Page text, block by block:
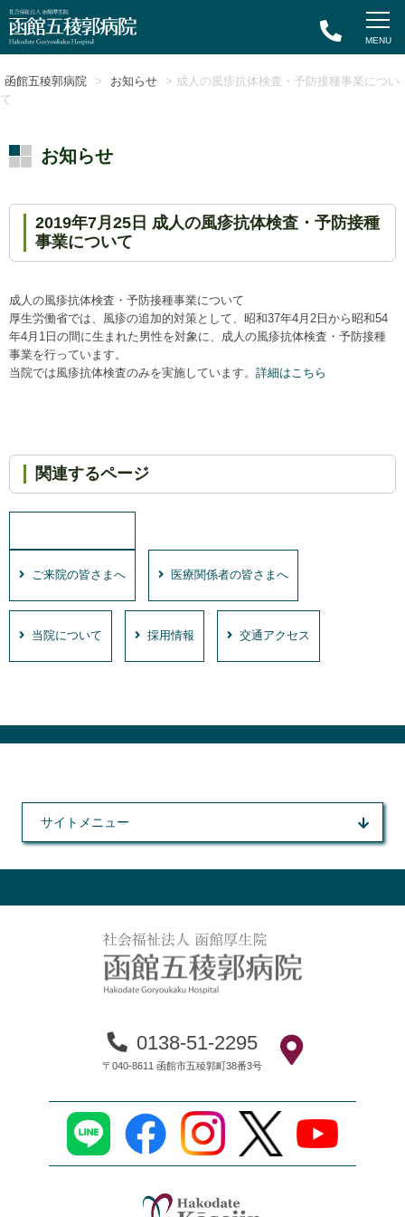
函館五稜郭病院 > お知らせ
> 成人の風疹抗体検査・予防接種事業につい
て
お知らせ
2019年7月25日 成人の風疹抗体検査・予防接種
事業について
成人の風疹抗体検査・予防接種事業について
厚生労働省では、風疹の追加的対策として、昭和37年4月2日から昭和54
年4月1日の間に生まれた男性を対象に、成人の風疹抗体検査・予防接種
事業を行っています。
当院では風疹抗体検査のみを実施しています。 詳細はこちら
関連するページ
ご来院の皆さまへ 医療関係者の皆さまへ
当院について 採用情報 交通アクセス
サイトメニュー
0138-51-2295
〒040-8611 函館市五稜郭町38番3号